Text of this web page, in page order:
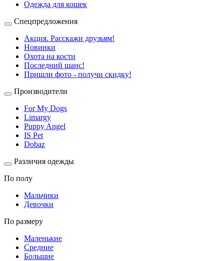
Одежда для кошек
Спецпредложения
Акция. Расскажи друзьям!
Новинки
Охота на кости
Последний шанс!
Пришли фото - получи скидку!
Производители
For My Dogs
Limargy
Puppy Angel
IS Pet
Dobaz
Различия одежды
По полу
Мальчики
Девочки
По размеру
Маленькие
Средние
Большие